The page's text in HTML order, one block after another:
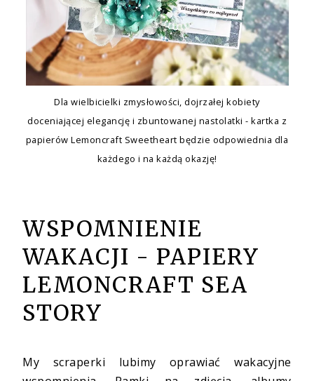
Dla wielbicielki zmysłowości, dojrzałej kobiety
doceniającej elegancję i zbuntowanej nastolatki - kartka z
papierów Lemoncraft Sweetheart będzie odpowiednia dla
każdego i na każdą okazję!
WSPOMNIENIE
WAKACJI - PAPIERY
LEMONCRAFT SEA
STORY
My scraperki lubimy oprawiać wakacyjne